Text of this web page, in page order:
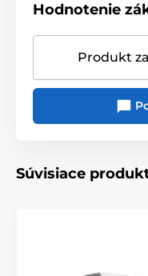
Hodnotenie
Produkt
Súvisiace